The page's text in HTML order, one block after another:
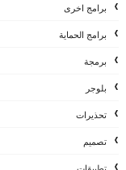
برامج اخرى
برامج الحماية
برمجة
بلوجر
تحذيرات
تصميم